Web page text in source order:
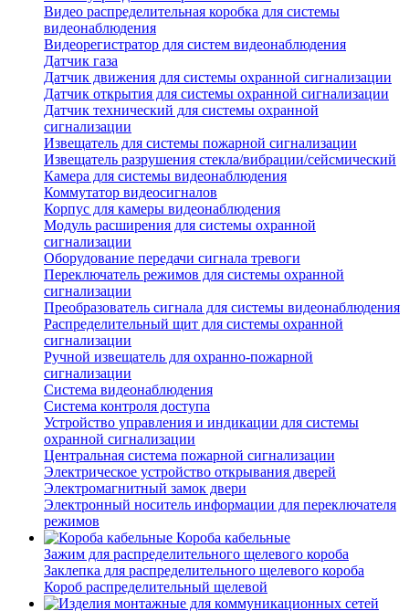
Видео распределительная коробка для системы
видеонаблюдения
Видеорегистратор для систем видеонаблюдения
Датчик газа
Датчик движения для системы охранной сигнализации
Датчик открытия для системы охранной сигнализации
Датчик технический для системы охранной
сигнализации
Извещатель для системы пожарной сигнализации
Извещатель разрушения стекла/вибрации/сейсмический
Камера для системы видеонаблюдения
Коммутатор видеосигналов
Корпус для камеры видеонаблюдения
Модуль расширения для системы охранной
сигнализации
Оборудование передачи сигнала тревоги
Переключатель режимов для системы охранной
сигнализации
Преобразователь сигнала для системы видеонаблюдения
Распределительный щит для системы охранной
сигнализации
Ручной извещатель для охранно-пожарной
сигнализации
Система видеонаблюдения
Система контроля доступа
Устройство управления и индикации для системы
охранной сигнализации
Центральная система пожарной сигнализации
Электрическое устройство открывания дверей
Электромагнитный замок двери
Электронный носитель информации для переключателя
режимов
Короба кабельные
Зажим для распределительного щелевого короба
Заклепка для распределительного щелевого короба
Короб распределительный щелевой